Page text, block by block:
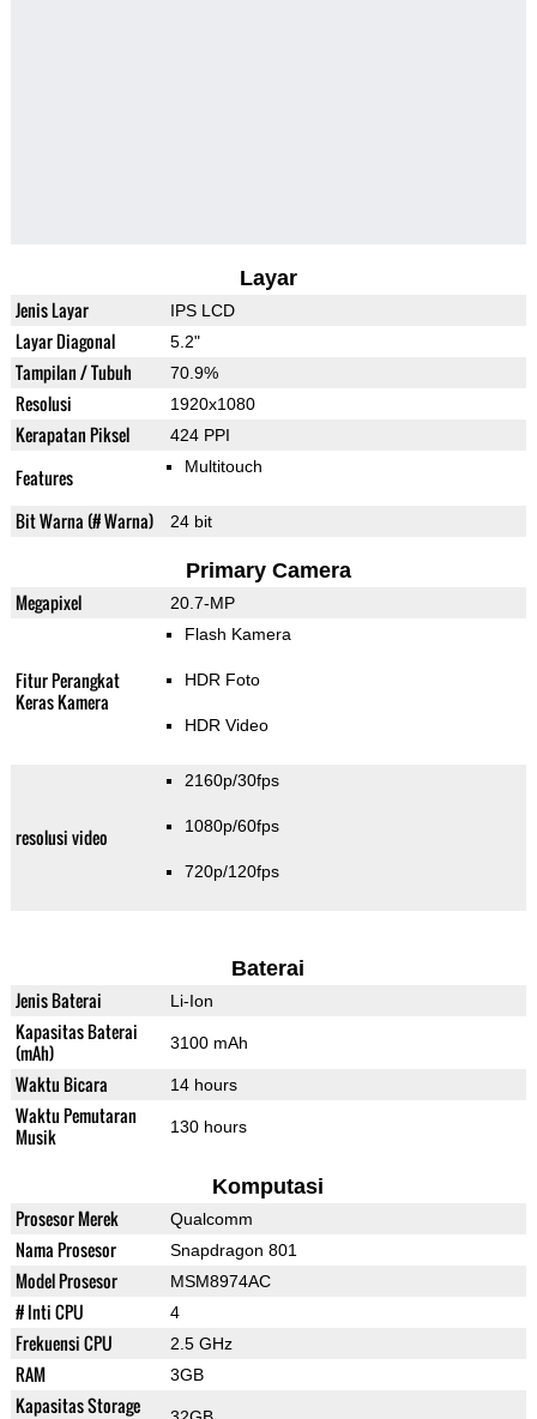
Layar
Jenis Layar IPS LCD
Layar Diagonal 5.2"
Tampilan / Tubuh 70.9%
Resolusi 1920x1080
Kerapatan Piksel 424 PPI
Features Multitouch
Bit Warna (# Warna) 24 bit
Primary Camera
Megapixel 20.7-MP
Fitur Perangkat
Keras Kamera
Flash Kamera
HDR Foto
HDR Video
resolusi video
2160p/30fps
1080p/60fps
720p/120fps
Baterai
Jenis Baterai Li-Ion
Kapasitas Baterai
(mAh)
3100 mAh
Waktu Bicara 14 hours
Waktu Pemutaran
Musik
130 hours
Komputasi
Prosesor Merek Qualcomm
Nama Prosesor Snapdragon 801
Model Prosesor MSM8974AC
# Inti CPU 4
Frekuensi CPU 2.5 GHz
RAM 3GB
Kapasitas Storage